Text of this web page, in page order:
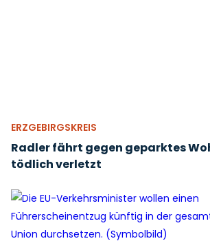
ERZGEBIRGSKREIS
Radler fährt gegen geparktes
tödlich verletzt